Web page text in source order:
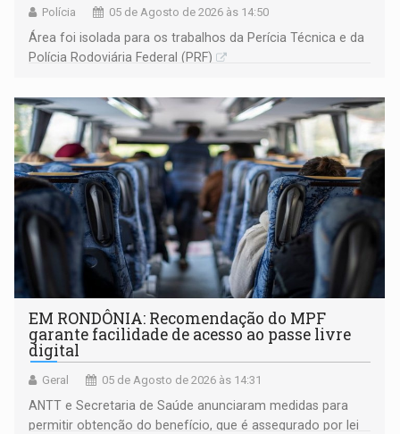
Polícia 05 de Agosto de 2026 às 14:50
Área foi isolada para os trabalhos da Perícia Técnica e da
Polícia Rodoviária Federal (PRF)
EM RONDÔNIA: Recomendação do MPF
garante facilidade de acesso ao passe livre
digital
Geral 05 de Agosto de 2026 às 14:31
ANTT e Secretaria de Saúde anunciaram medidas para
permitir obtenção do benefício, que é assegurado por lei